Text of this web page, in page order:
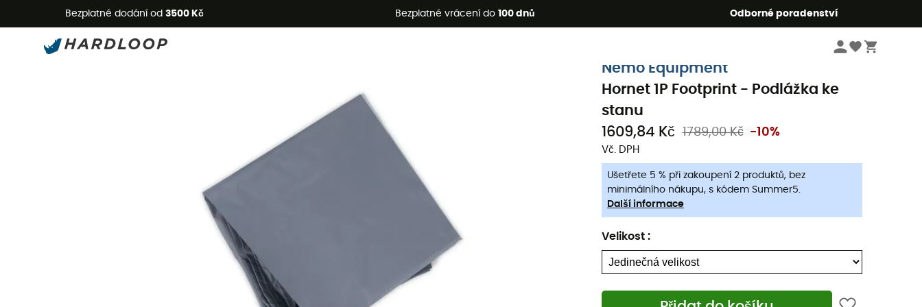
Bezplatné dodání od 3500 Kč Bezplatné vrácení do 100 dnů Odborné poradenství
Letní akce 🔥 -5 % EXTRA při nákupu 2 produktů* s kódem Summer5
Nemo Equipment
Hornet 1P Footprint - Podlážka ke
stanu
1609,84 Kč
1789,00 Kč -10%
Vč. DPH
Ušetřete 5 % při zakoupení 2 produktů, bez
minimálního nákupu, s kódem Summer5.
Další informace
Velikost :